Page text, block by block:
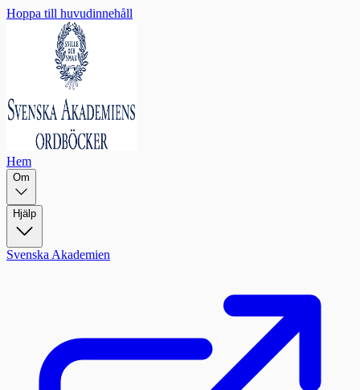
Hoppa till huvudinnehåll
Hem
Om
Hjälp
Svenska Akademien